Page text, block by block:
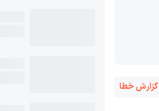
گزارش خطا